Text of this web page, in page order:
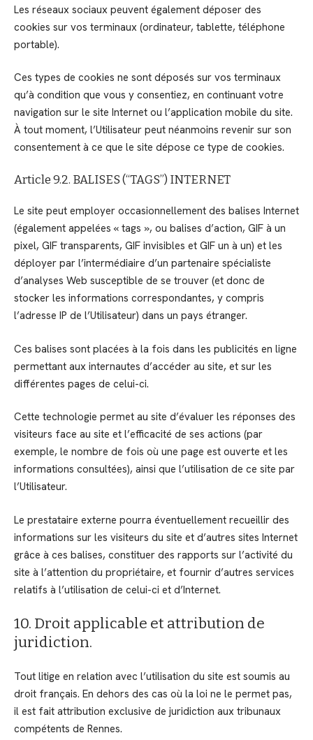
Les réseaux sociaux peuvent également déposer des
cookies sur vos terminaux (ordinateur, tablette, téléphone
portable).
Ces types de cookies ne sont déposés sur vos terminaux
qu’à condition que vous y consentiez, en continuant votre
navigation sur le site Internet ou l’application mobile du site.
À tout moment, l’Utilisateur peut néanmoins revenir sur son
consentement à ce que le site dépose ce type de cookies.
Article 9.2. BALISES (“TAGS”) INTERNET
Le site peut employer occasionnellement des balises Internet
(également appelées « tags », ou balises d’action, GIF à un
pixel, GIF transparents, GIF invisibles et GIF un à un) et les
déployer par l’intermédiaire d’un partenaire spécialiste
d’analyses Web susceptible de se trouver (et donc de
stocker les informations correspondantes, y compris
l’adresse IP de l’Utilisateur) dans un pays étranger.
Ces balises sont placées à la fois dans les publicités en ligne
permettant aux internautes d’accéder au site, et sur les
différentes pages de celui-ci.
Cette technologie permet au site d’évaluer les réponses des
visiteurs face au site et l’efficacité de ses actions (par
exemple, le nombre de fois où une page est ouverte et les
informations consultées), ainsi que l’utilisation de ce site par
l’Utilisateur.
Le prestataire externe pourra éventuellement recueillir des
informations sur les visiteurs du site et d’autres sites Internet
grâce à ces balises, constituer des rapports sur l’activité du
site à l’attention du propriétaire, et fournir d’autres services
relatifs à l’utilisation de celui-ci et d’Internet.
10. Droit applicable et attribution de
juridiction.
Tout litige en relation avec l’utilisation du site est soumis au
droit français. En dehors des cas où la loi ne le permet pas,
il est fait attribution exclusive de juridiction aux tribunaux
compétents de Rennes.